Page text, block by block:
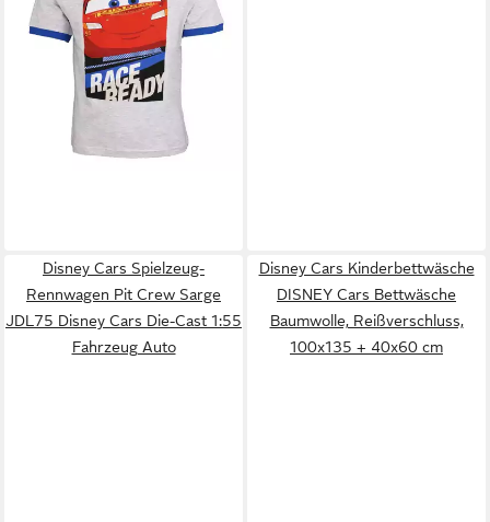
Queen Kinder Jungen T-Shirt
Gr. 98 bis 128
10,95 €
Disney Cars Spielzeug-
Rennwagen Pit Crew Sarge
JDL75 Disney Cars Die-Cast 1:55
Fahrzeug Auto
Disney Cars Kinderbettwäsche
DISNEY Cars Bettwäsche
Baumwolle, Reißverschluss,
100x135 + 40x60 cm